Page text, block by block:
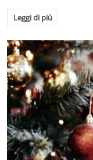
Leggi di più